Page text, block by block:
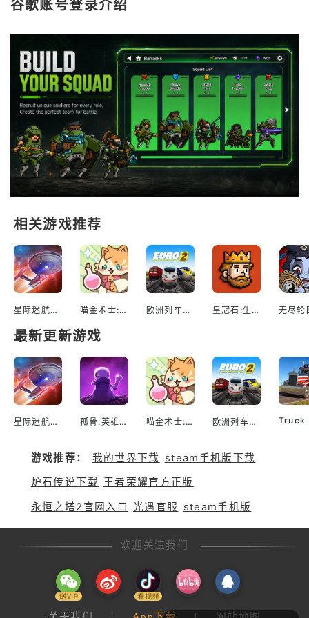
谷歌账号登录介绍
相关游戏推荐
星际迷航：舰队指挥官 喵金术士:猫咪合并大亨 欧洲列车模拟2 皇冠石:生存
最新更新游戏
星际迷航：舰队指挥官 孤骨:英雄杀手 喵金术士:猫咪合并大亨 欧洲列车模拟2
游戏推荐： 我的世界下载 steam手机版下载
炉石传说下载 王者荣耀官方正版
永恒之塔2官网入口 光遇官服 steam手机版
欢迎关注我们